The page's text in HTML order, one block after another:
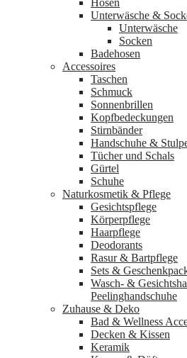
Unterwäsche &
Unterwäsche
Socken
Badehosen
Accessoires
Taschen
Schmuck
Sonnenbrillen
Kopfbedeckungen
Stirnbänder
Handschuhe &
Tücher und Schals
Gürtel
Schuhe
Naturkosmetik & Pflege
Gesichtspflege
Körperpflege
Haarpflege
Deodorants
Rasur & Bartpflege
Sets &
Wasch‑ &
Peelinghandschuhe
Zuhause & Deko
Bad & Wellness
Decken & Kissen
Keramik